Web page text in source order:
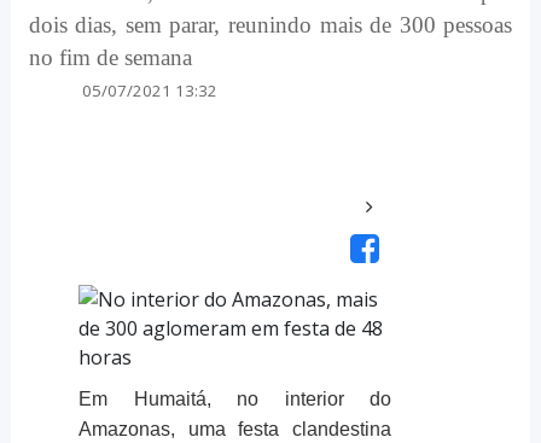
dois dias, sem parar, reunindo mais de 300 pessoas
no fim de semana
05/07/2021 13:32
Em Humaitá, no interior do
Amazonas, uma festa clandestina